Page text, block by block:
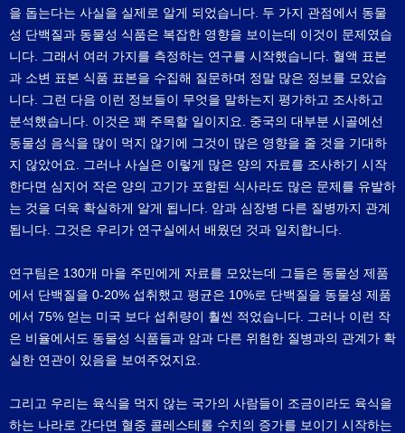
을 돕는다는 사실을 실제로 알게 되었습니다. 두 가지 관점에서 동물
성 단백질과 동물성 식품은 복잡한 영향을 보이는데 이것이 문제였습
니다. 그래서 여러 가지를 측정하는 연구를 시작했습니다. 혈액 표본
과 소변 표본 식품 표본을 수집해 질문하며 정말 많은 정보를 모았습
니다. 그런 다음 이런 정보들이 무엇을 말하는지 평가하고 조사하고
분석했습니다. 이것은 꽤 주목할 일이지요. 중국의 대부분 시골에선
동물성 음식을 많이 먹지 않기에 그것이 많은 영향을 줄 것을 기대하
지 않았어요. 그러나 사실은 이렇게 많은 양의 자료를 조사하기 시작
한다면 심지어 작은 양의 고기가 포함된 식사라도 많은 문제를 유발하
는 것을 더욱 확실하게 알게 됩니다. 암과 심장병 다른 질병까지 관계
됩니다. 그것은 우리가 연구실에서 배웠던 것과 일치합니다.
연구팀은 130개 마을 주민에게 자료를 모았는데 그들은 동물성 제품
에서 단백질을 0-20% 섭취했고 평균은 10%로 단백질을 동물성 제품
에서 75% 얻는 미국 보다 섭취량이 훨씬 적었습니다. 그러나 이런 작
은 비율에서도 동물성 식품들과 암과 다른 위험한 질병과의 관계가 확
실한 연관이 있음을 보여주었지요.
그리고 우리는 육식을 먹지 않는 국가의 사람들이 조금이라도 육식을
하는 나라로 간다면 혈중 콜레스테롤 수치의 증가를 보이기 시작하는